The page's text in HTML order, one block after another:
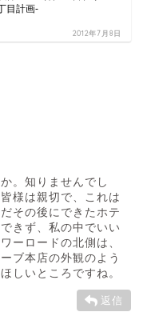
目計画-
2012年7月8日
。知りませんでし
様は親切で、これは
その後にできたホテ
きず、私の中でいい
ーロードの北側は、
ブ本店の外観のよう
しいところですね。
返信